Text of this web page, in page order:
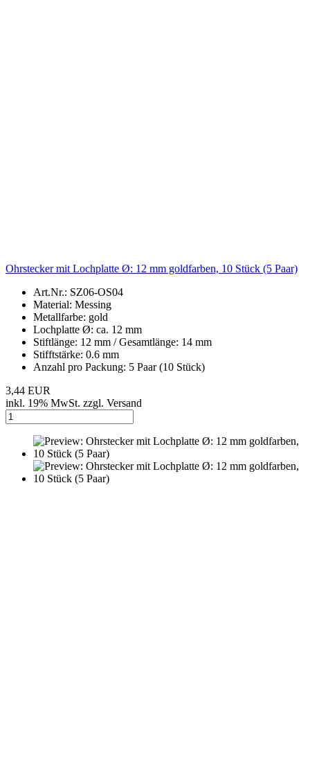
Ohrstecker mit Lochplatte Ø: 12 mm goldfarben, 10 Stück (5 Paar)
Art.Nr.: SZ06-OS04
Material: Messing
Metallfarbe: gold
Lochplatte Ø: ca. 12 mm
Stiftlänge: 12 mm / Gesamtlänge: 14 mm
Stifftstärke: 0.6 mm
Anzahl pro Packung: 5 Paar (10 Stück)
3,44 EUR
inkl. 19% MwSt. zzgl. Versand